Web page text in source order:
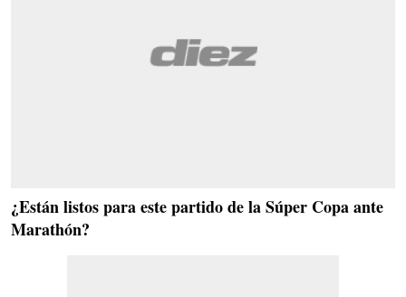
¿Están listos para este partido de la Súper Copa ante
Marathón?